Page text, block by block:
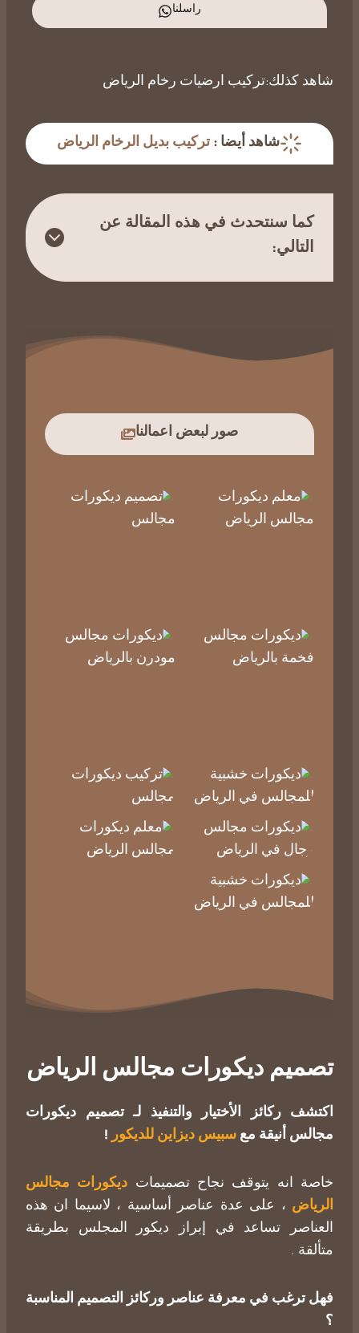
راسلنا
شاهد كذلك:تركيب ارضيات رخام الرياض
شاهد أيضا :تركيب بديل الرخام الرياض
كما سنتحدث في هذه المقالة عن
التالي:
صور لبعض اعمالنا
تصميم ديكورات مجالس الرياض
اكتشف ركائز الأختيار والتنفيذ لـ تصميم ديكورات
مجالس أنيقة مع سبيس ديزاين للديكور !
خاصة انه يتوقف نجاح تصميمات ديكورات مجالس
الرياض ، على عدة عناصر أساسية ، لاسيما ان هذه
العناصر تساعد في إبراز ديكور المجلس بطريقة
متألقة .
فهل ترغب في معرفة عناصر وركائز التصميم المناسبة
؟